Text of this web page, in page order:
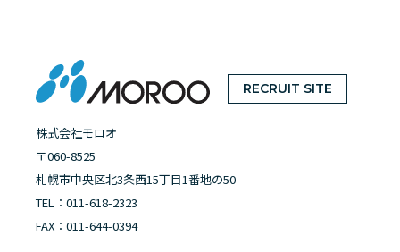
RECRUIT SITE
株式会社モロオ
〒060-8525
札幌市中央区北3条西15丁目1番地の50
TEL： 011-618-2323
FAX：011-644-0394